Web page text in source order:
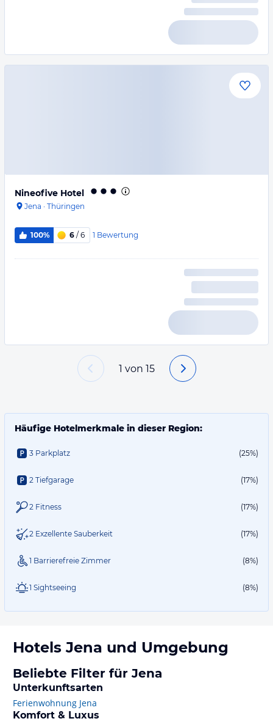
Nineofive Hotel
Jena · Thüringen
100% 6 / 6 1 Bewertung
1 von 15
Häufige Hotelmerkmale in dieser Region:
3 Parkplatz (25%)
2 Tiefgarage (17%)
2 Fitness (17%)
2 Exzellente Sauberkeit (17%)
1 Barrierefreie Zimmer (8%)
1 Sightseeing (8%)
HotelsJena und Umgebung
Beliebte Filter für Jena
Unterkunftsarten
Ferienwohnung Jena
Komfort & Luxus